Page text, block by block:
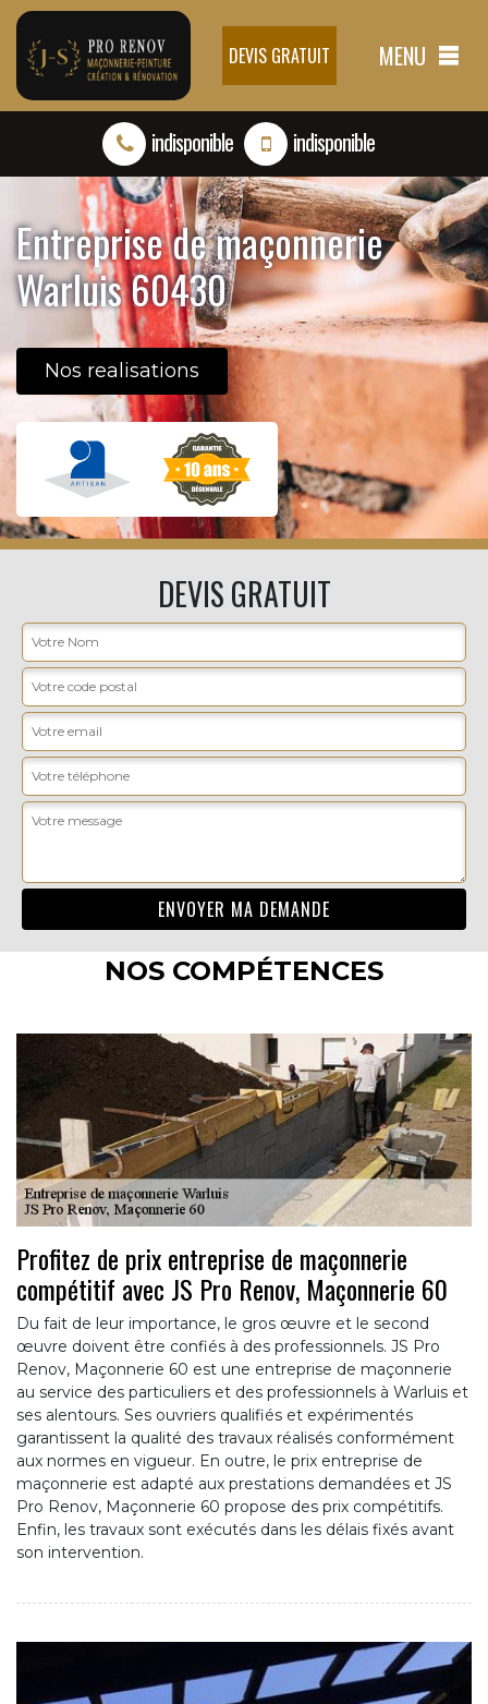
DEVIS GRATUIT MENU
indisponible indisponible
Entreprise de maçonnerie
Warluis 60430
Nos realisations
DEVIS GRATUIT
NOS COMPÉTENCES
Profitez de prix entreprise de maçonnerie
compétitif avec JS Pro Renov, Maçonnerie 60
Du fait de leur importance, le gros œuvre et le second
œuvre doivent être confiés à des professionnels. JS Pro
Renov, Maçonnerie 60 est une entreprise de maçonnerie
au service des particuliers et des professionnels à Warluis et
ses alentours. Ses ouvriers qualifiés et expérimentés
garantissent la qualité des travaux réalisés conformément
aux normes en vigueur. En outre, le prix entreprise de
maçonnerie est adapté aux prestations demandées et JS
Pro Renov, Maçonnerie 60 propose des prix compétitifs.
Enfin, les travaux sont exécutés dans les délais fixés avant
son intervention.